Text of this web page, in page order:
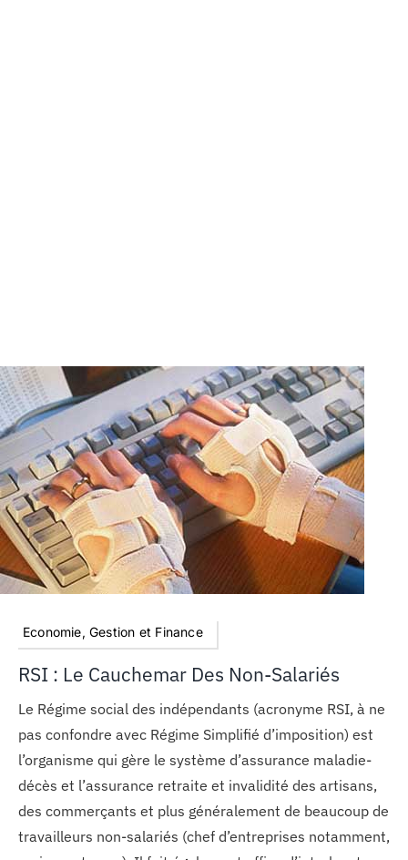
Economie, Gestion et Finance
RSI : Le Cauchemar Des Non-Salariés
Le Régime social des indépendants (acronyme RSI, à ne
pas confondre avec Régime Simplifié d’imposition) est
l’organisme qui gère le système d’assurance maladie-
décès et l’assurance retraite et invalidité des artisans,
des commerçants et plus généralement de beaucoup de
travailleurs non-salariés (chef d’entreprises notamment,